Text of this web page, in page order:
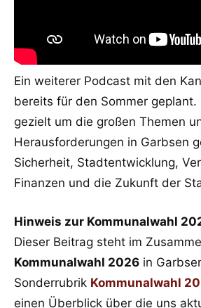
Ein weiterer Podcast mit den
bereits für den Sommer geplant.
gezielt um die großen Themen
Herausforderungen in Garbsen
Sicherheit, Stadtentwicklung,
Finanzen und die Zukunft der
Hinweis zur Kommunalwahl
Dieser Beitrag steht im
Kommunalwahl 2026 in
Sonderrubrik Kommunalwahl
einen Überblick über die uns